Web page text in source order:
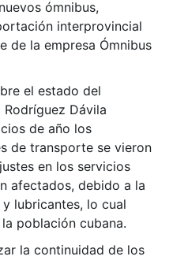
ómnibus,
interprovincial
de la empresa Ómnibus
el estado del
Dávila
de año los
de transporte se vieron
en los servicios
afectados, debido a la
lubricantes, lo cual
población cubana.
la continuidad de los